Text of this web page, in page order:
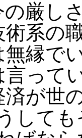
厳し
術系の
無縁で
言って
済が世
して